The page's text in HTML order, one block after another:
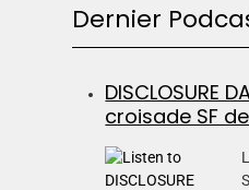
Dernier
DISCLOSURE
croisade SF